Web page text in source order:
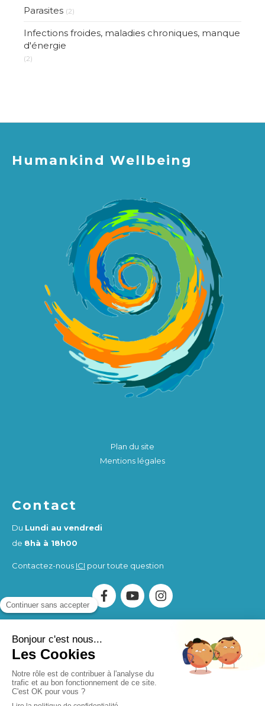
Parasites (2)
Infections froides, maladies chroniques, manque
d'énergie
(2)
Humankind Wellbeing
Plan du site
Mentions légales
Contact
Du Lundi au vendredi
de 8hà à 18h00
Contactez-nous ICI pour toute question
Association Humankind Wellbeing
SIRET : 923 516 587
00014
. Organisme de Formation (OF) enregistré sous le
numéro d'activité 84730284273.
Humankind Wellbeing SASSIRET 94311513900017